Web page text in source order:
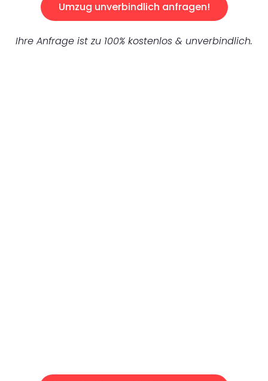
Umzug unverbindlich anfragen!
Ihre Anfrage ist zu 100% kostenlos & unverbindlich.